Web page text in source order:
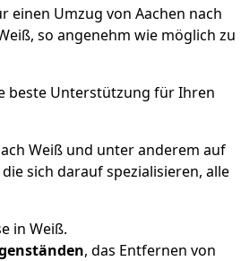
einen Umzug von Aachen nach
so angenehm wie möglich zu
beste Unterstützung für Ihren
Weiß und unter anderem auf
sich darauf spezialisieren, alle
in Weiß.
, das Entfernen von